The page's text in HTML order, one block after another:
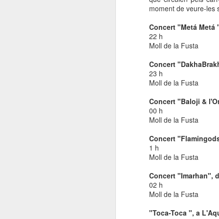
moment de veure-les
Concert "Metá
22 h
Moll de la Fusta
Concert
23 h
Moll de la Fusta
Concert "Baloji &
00 h
Moll de la Fusta
Concert
1 h
Moll de la Fusta
Concert "Imarhan",
02 h
Moll de la Fusta
"Toca-Toca ", a